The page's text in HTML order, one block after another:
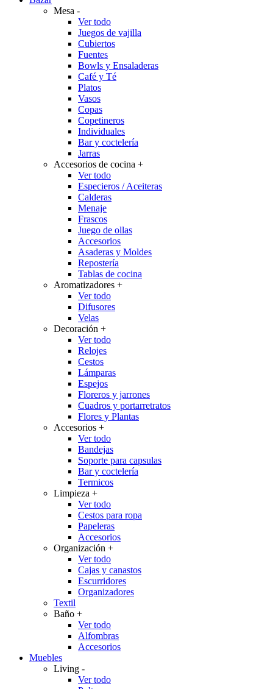
Mesa -
Ver todo
Juegos de vajilla
Cubiertos
Fuentes
Bowls y Ensaladeras
Café y Té
Platos
Vasos
Copas
Copetineros
Individuales
Bar y coctelería
Jarras
Accesorios de cocina +
Ver todo
Especieros / Aceiteras
Calderas
Menaje
Frascos
Juego de ollas
Accesorios
Asaderas y Moldes
Repostería
Tablas de cocina
Aromatizadores +
Ver todo
Difusores
Velas
Decoración +
Ver todo
Relojes
Cestos
Lámparas
Espejos
Floreros y jarrones
Cuadros y portarretratos
Flores y Plantas
Accesorios +
Ver todo
Bandejas
Soporte para capsulas
Bar y coctelería
Termicos
Limpieza +
Ver todo
Cestos para ropa
Papeleras
Accesorios
Organización +
Ver todo
Cajas y canastos
Escurridores
Organizadores
Textil
Baño +
Ver todo
Alfombras
Accesorios
Muebles
Living -
Ver todo